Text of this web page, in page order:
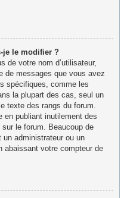
je le modifier ?
de votre nom d’utilisateur,
de messages que vous avez
spécifiques, comme les
la plupart des cas, seul un
texte des rangs du forum.
en publiant inutilement des
sur le forum. Beaucoup de
administrateur ou un
abaissant votre compteur de